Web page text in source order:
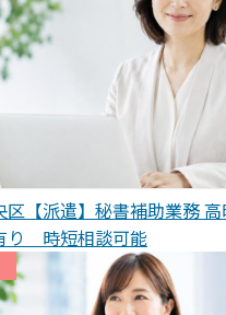
区【派遣】秘書補助業務
り 時短相談可能